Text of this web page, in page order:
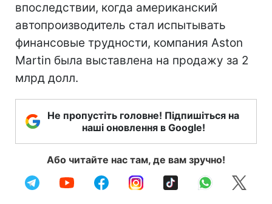
впоследствии, когда американский
автопроизводитель стал испытывать
финансовые трудности, компания Aston
Martin была выставлена на продажу за 2
млрд долл.
Не пропустіть головне! Підпишіться на
наші оновлення в Google!
Або читайте нас там, де вам зручно!